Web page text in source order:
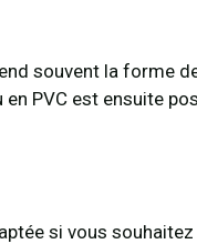
souvent la forme
PVC est ensuite
si vous